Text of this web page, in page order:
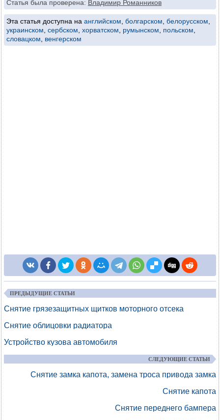
Статья была проверена: Владимир Романников
Эта статья доступна на английском болгарском белорусском
украинском сербском хорватском румынском польском
словацком
венгерском
ПРЕДЫДУЩИЕ СТАТЬИ
Снятие грязезащитных щитков моторного отсека
Снятие облицовки радиатора
Устройство кузова автомобиля
СЛЕДУЮЩИЕ СТАТЬИ
Снятие замка капота, замена троса привода замка
Снятие капота
Снятие переднего бампера